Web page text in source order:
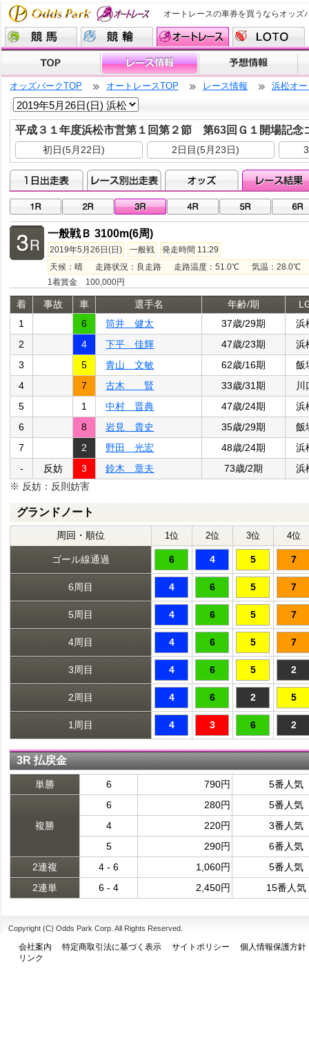
オートレースの車券を買うならオッズ
オッズパークTOP オートレースTOP レース情報 浜松オ
平成３１年度浜松市営第１回第２節 第63回Ｇ１開場記念
初日(5月22日) 2日目(5月23日)
一般戦Ｂ 3100m(6周)
2019年5月26日(日) 一般戦
発走時間 11:29
天候：晴 走路状況：良走路 走路温度：51.0℃ 気温：28.0℃
1着賞金 100,000円
着 事故 車 選手名 年齢/期
1
6 筒井 健太 37歳/29期
浜
2
4 下平 佳輝 47歳/23期
浜
3
5 青山 文敏 62歳/16期
飯
4
7 古木 賢 33歳/31期
川
5
1 中村 晋典 47歳/24期
浜
6
8 岩見 貴史 35歳/29期
飯
7
2 野田 光宏 48歳/24期
浜
-
反妨 3 鈴木 章夫 73歳/2期
浜
※ 反妨：反則妨害
グランドノート
周回・順位 1位 2位 3位 4位
ゴール線通過 6 4 5 7
6周目 4 6 5 7
5周目 4 6 5 7
4周目 4 6 5 7
3周目 4 6 5 2
2周目 4 6 2 5
1周目 4 3 6 2
3R 払戻金
単勝 6 790円 5番人気
複勝
6 280円
5番人気
4
220円
3番人気
5
290円
6番人気
2連複
4 - 6 1,060円
5番人気
2連単
6 - 4 2,450円 15番人気
Copyright (C) Odds Park Corp. All Rights Reserved.
会社案内 特定商取引法に基づく表示 サイトポリシー
個人情報保護方針
リンク